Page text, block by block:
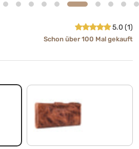
5.0 (1)
Schon über 100 Mal gekauft
kara - cognac